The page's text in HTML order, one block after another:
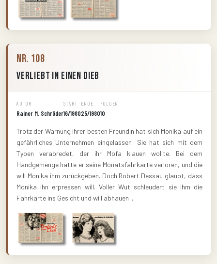
Nr. 108
Verliebt in einen Dieb
AUTOR
Rainer M. Schröder
START
16/1980
ENDE
25/1980
FOLGEN
10
Trotz der Warnung ihrer besten Freundin hat sich Monika auf ein
gefährliches Unternehmen eingelassen: Sie hat sich mit dem
Typen verabredet, der ihr Mofa klauen wollte. Bei dem
Handgemenge hatte er seine Monatsfahrkarte verloren, und die
will Monika ihm zurückgeben. Doch Robert Dessau glaubt, dass
Monika ihn erpressen will. Voller Wut schleudert sie ihm die
Fahrkarte ins Gesicht und will abhauen ...